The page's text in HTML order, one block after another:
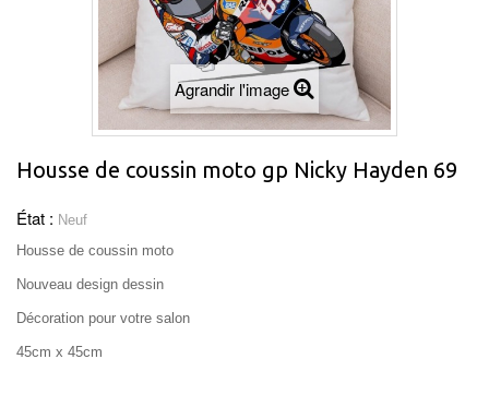
Agrandir l'image
Housse de coussin moto gp Nicky Hayden 69
État : Neuf
Housse de coussin moto
Nouveau design dessin
Décoration pour votre salon
45cm x 45cm